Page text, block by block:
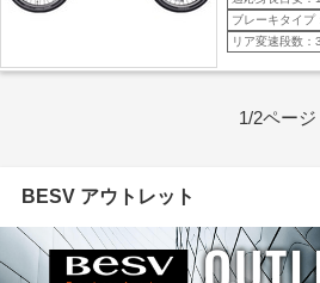
ブレーキタイプ
リア変速段数：3
1/2ページ
BESV アウトレット